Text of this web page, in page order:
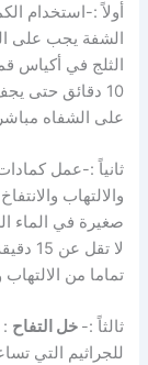
أولاً :-استخدام
الشفة يجب على
الثلج في أكياس
10 دقائق حتى
على الشفاه
ثانياً :-عمل
والالتهاب
صغيرة في الماء
لا
تماما من الالتهاب
ثالثاً :- خل التفاح
للجراثيم التي